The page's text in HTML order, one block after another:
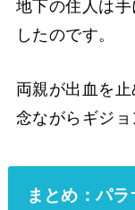
地下の住人は
したのです。
両親が出血を
念ながらギジョ
まとめ：パ